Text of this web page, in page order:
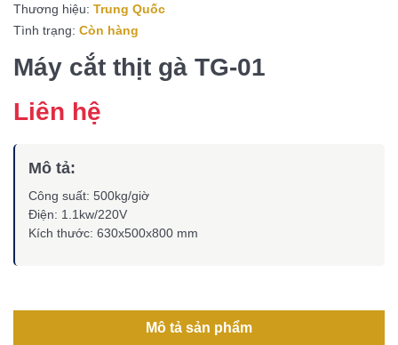
Thương hiệu: Trung Quốc
Tình trạng: Còn hàng
Máy cắt thịt gà TG-01
Liên hệ
Mô tả:
Công suất: 500kg/giờ
Điện: 1.1kw/220V
Kích thước: 630x500x800 mm
Mô tả sản phẩm